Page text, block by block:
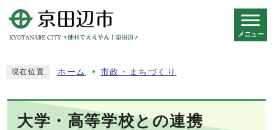
メニュー
現在位置 ホーム 市政・まちづくり
大学・高等学校との連携